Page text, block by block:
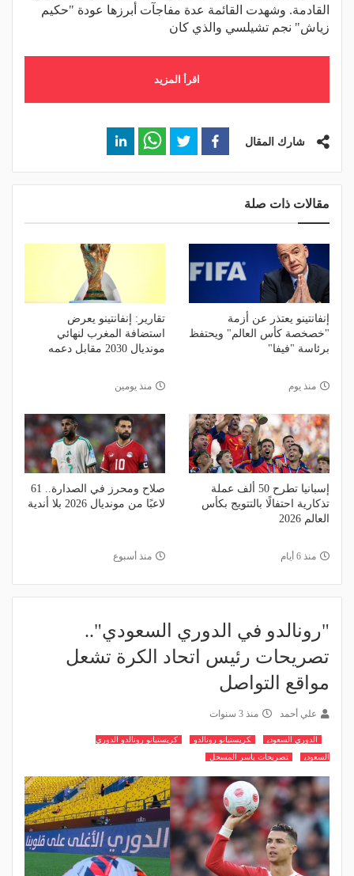
القادمة. وشهدت القائمة عدة مفاجآت أبرزها عودة "حكيم
زياش" نجم تشيلسي والذي كان
اقرأ المزيد
شارك المقال
مقالات ذات صلة
إنفانتينو يعتذر عن أزمة
"خصخصة كأس العالم" ويحتفظ
برئاسة "فيفا"
منذ يوم
تقارير: إنفانتينو يعرض
استضافة المغرب لنهائي
مونديال 2030 مقابل دعمه
منذ يومين
إسبانيا تطرح 50 ألف عملة
تذكارية احتفالًا بالتتويج بكأس
العالم 2026
منذ 6 أيام
صلاح ومحرز في الصدارة.. 61
لاعبًا من مونديال 2026 بلا أندية
منذ أسبوع
"رونالدو في الدوري السعودي"..
تصريحات رئيس اتحاد الكرة تشعل
مواقع التواصل
علي أحمد منذ 3 سنوات
الدوري السعودي كريستيانو رونالدو
كريستيانو رونالدو الدوري
السعودي
تصريحات ياسر المسحل